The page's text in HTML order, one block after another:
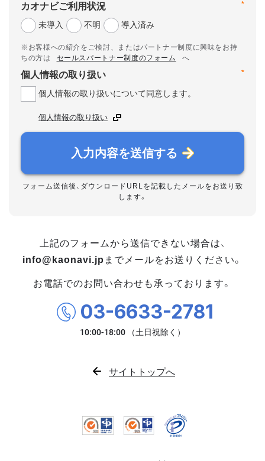
*
カオナビご利用状況
未導入
不明 導入済み
※お客様への紹介をご検討、またはパートナー制度に興味をお持
ちの方は
セールスパートナー制度のフォーム
へ
*
個人情報の取り扱い
個人情報の取り扱いについて同意します。
個人情報の取り扱い
入力内容を送信する
フォーム送信後、ダウンロードURLを記載したメールをお送り致
します。
上記のフォームから送信できない場合は、
info@kaonavi.jp までメールをお送りください。
お電話でのお問い合わせも承っております。
03-6633-2781
サイトトップへ